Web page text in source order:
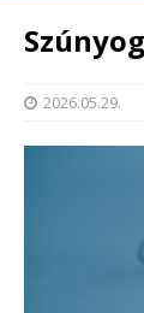
2026.05.29.